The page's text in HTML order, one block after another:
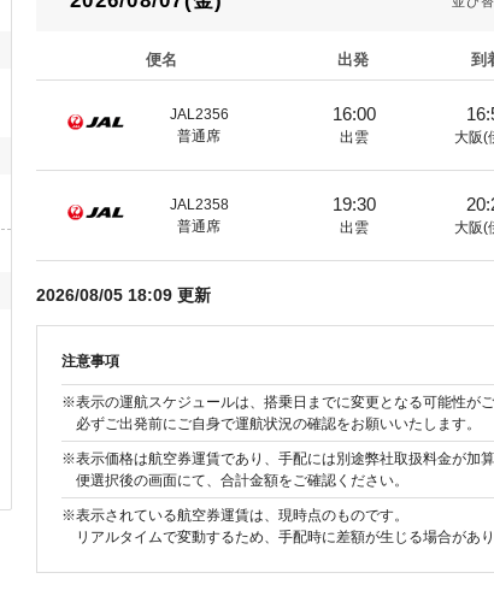
便名 出発 到
JAL2356
普通席
16:00
出雲 大阪(
JAL2358
普通席
19:30
出雲 大阪(
2026/08/05 18:09 更新
注意事項
※表示の運航スケジュールは、搭乗日までに変更となる可能性がご
必ずご出発前にご自身で運航状況の確認をお願いいたします。
※表示価格は航空券運賃であり、手配には別途弊社取扱料金が加算
便選択後の画面にて、合計金額をご確認ください。
※表示されている航空券運賃は、現時点のものです。
リアルタイムで変動するため、手配時に差額が生じる場合があり